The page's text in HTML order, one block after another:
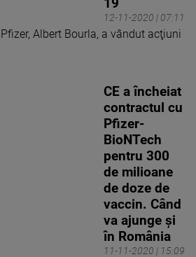
12-11-2020 | 07:11
19
Albert Bourla, a vândut acţiuni
11-11-2020 | 15:09
CE a încheiat
contractul cu
Pfizer-
BioNTech
pentru 300
de milioane
de doze de
vaccin. Când
va ajunge și
în România